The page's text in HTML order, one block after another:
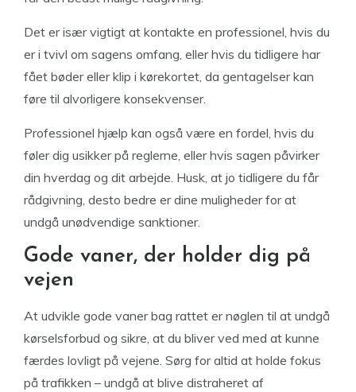
Det er især vigtigt at kontakte en professionel, hvis du
er i tvivl om sagens omfang, eller hvis du tidligere har
fået bøder eller klip i kørekortet, da gentagelser kan
føre til alvorligere konsekvenser.
Professionel hjælp kan også være en fordel, hvis du
føler dig usikker på reglerne, eller hvis sagen påvirker
din hverdag og dit arbejde. Husk, at jo tidligere du får
rådgivning, desto bedre er dine muligheder for at
undgå unødvendige sanktioner.
Gode vaner, der holder dig på
vejen
At udvikle gode vaner bag rattet er nøglen til at undgå
kørselsforbud og sikre, at du bliver ved med at kunne
færdes lovligt på vejene. Sørg for altid at holde fokus
på trafikken – undgå at blive distraheret af